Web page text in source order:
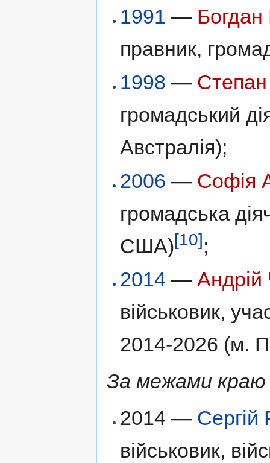
1991 —
правник,
1998 —
громадський
Австралія);
2006 — Софія
громадська
США)[10];
2014 —
військовик,
2014-2026 (м.
За межами краю
2014 — Сергій
військовик,